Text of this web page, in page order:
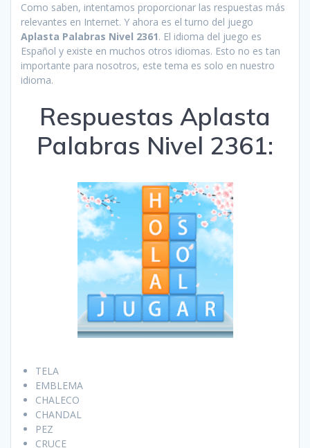
Como saben, intentamos proporcionar las respuestas más
relevantes en Internet. Y ahora es el turno del juego
Aplasta Palabras Nivel 2361. El idioma del juego es
Español y existe en muchos otros idiomas. Esto no es tan
importante para nosotros, este tema es solo en nuestro
idioma.
Respuestas Aplasta
Palabras Nivel 2361:
TELA
EMBLEMA
CHALECO
CHANDAL
PEZ
CRUCE